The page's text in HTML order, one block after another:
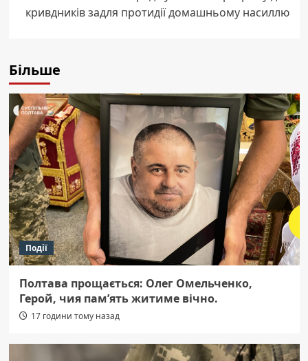
кривдників задля протидії домашньому насиллю
Більше
Події
Полтава прощається: Олег Омельченко,
Герой, чия пам’ять житиме вічно.
17 години тому назад